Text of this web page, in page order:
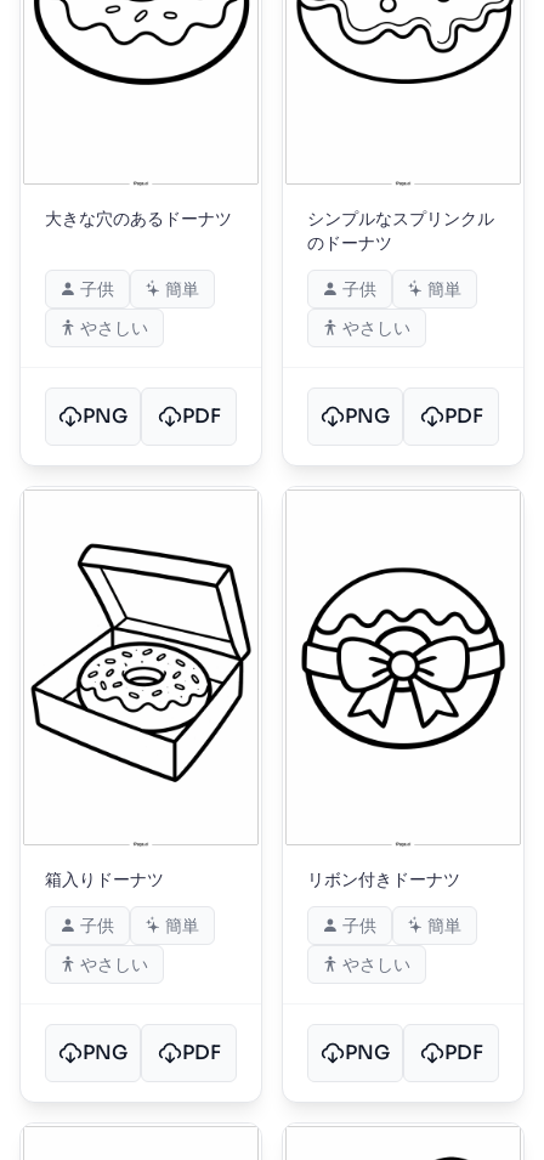
大きな穴のあるドーナツ
子供
簡単
やさしい
PNG PDF
シンプルなスプリンクル
のドーナツ
子供
簡単
やさしい
PNG PDF
箱入りドーナツ
子供
簡単
やさしい
PNG PDF
リボン付きドーナツ
子供
簡単
やさしい
PNG PDF